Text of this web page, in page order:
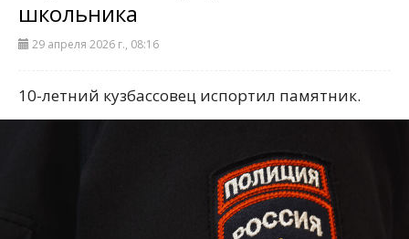
школьника
29 апреля 2026 г., 08:16
10-летний кузбассовец испортил памятник.